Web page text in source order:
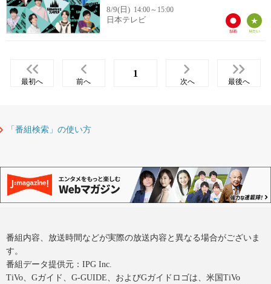
8/9(日) 14:00～15:00
日本テレビ
最初へ 前へ
1
次へ 最後へ
「番組検索」の使い方
番組内容、放送時間などが実際の放送内容と異なる場合がございま
す。
番組データ提供元：IPG Inc.
TiVo、Gガイド、G-GUIDE、およびGガイドロゴは、米国TiVo